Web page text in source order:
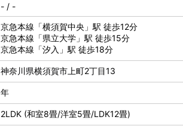
- / -
京急本線「横須賀中央」駅 徒歩12分
京急本線「県立大学」駅 徒歩15分
京急本線「汐入」駅 徒歩18分
神奈川県横須賀市上町2丁目13
年
2LDK (和室8畳/洋室5畳/LDK12畳)